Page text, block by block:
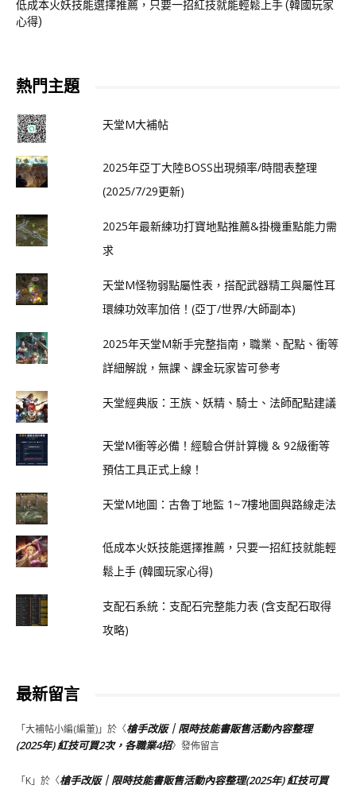
低成本火妖技能選擇推薦，只要一招紅技就能輕鬆上手 (韓國玩家
心得)
熱門主題
天堂M大補帖
2025年亞丁大陸BOSS出現頻率/時間表整理
(2025/7/29更新)
2025年最新練功打寶地點推薦&掛機重點能力需
求
天堂M怪物弱點屬性表，搭配武器精工與屬性耳
環練功效率加倍！(亞丁/世界/大師副本)
2025年天堂M新手完整指南，職業、配點、衝等
詳細解說，無課、課金玩家皆可參考
天堂經典版：王族、妖精、騎士、法師配點建議
天堂M衝等必備！經驗合併計算機 & 92級衝等
預估工具正式上線！
天堂M地圖：古魯丁地監 1~7樓地圖與路線走法
低成本火妖技能選擇推薦，只要一招紅技就能輕
鬆上手 (韓國玩家心得)
支配石系統：支配石完整能力表 (含支配石取得
攻略)
最新留言
「大補帖小編(編董)」於〈槍手改版｜限時技能書販售活動內容整理
(2025年) 紅技可買2次，各職業4招〉發佈留言
「K」於〈槍手改版｜限時技能書販售活動內容整理(2025年) 紅技可買